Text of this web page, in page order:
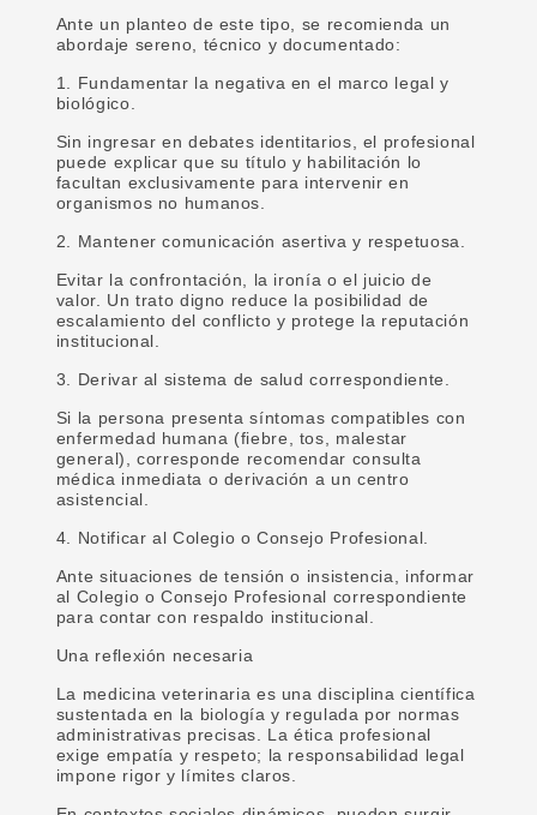
Ante un planteo de este tipo, se recomienda un
abordaje sereno, técnico y documentado:
1. Fundamentar la negativa en el marco legal y
biológico.
Sin ingresar en debates identitarios, el profesional
puede explicar que su título y habilitación lo
facultan exclusivamente para intervenir en
organismos no humanos.
2. Mantener comunicación asertiva y respetuosa.
Evitar la confrontación, la ironía o el juicio de
valor. Un trato digno reduce la posibilidad de
escalamiento del conflicto y protege la reputación
institucional.
3. Derivar al sistema de salud correspondiente.
Si la persona presenta síntomas compatibles con
enfermedad humana (fiebre, tos, malestar
general), corresponde recomendar consulta
médica inmediata o derivación a un centro
asistencial.
4. Notificar al Colegio o Consejo Profesional.
Ante situaciones de tensión o insistencia, informar
al Colegio o Consejo Profesional correspondiente
para contar con respaldo institucional.
Una reflexión necesaria
La medicina veterinaria es una disciplina científica
sustentada en la biología y regulada por normas
administrativas precisas. La ética profesional
exige empatía y respeto; la responsabilidad legal
impone rigor y límites claros.